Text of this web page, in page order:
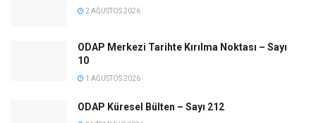
2 AĞUSTOS 2026
ODAP Merkezi Tarihte Kırılma Noktası – Sayı
10
1 AĞUSTOS 2026
ODAP Küresel Bülten – Sayı 212